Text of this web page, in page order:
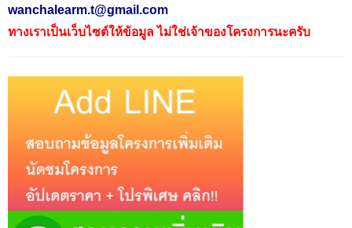
wanchalearm.t@gmail.com
ทางเราเป็นเว็บไซต์ให้ข้อมูล ไม่ใช่เจ้าของโครงการนะครับ